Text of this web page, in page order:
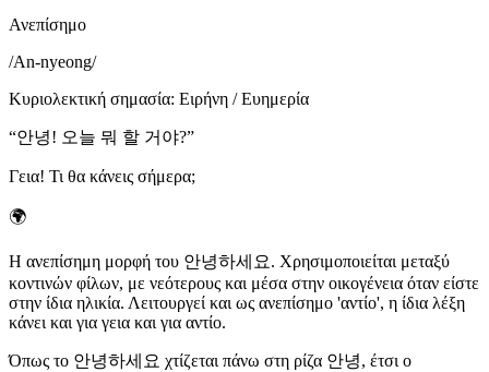
Ανεπίσημο
/An-nyeong/
Κυριολεκτική σημασία: Ειρήνη / Ευημερία
“안녕! 오늘 뭐 할 거야?”
Γεια! Τι θα κάνεις σήμερα;
🌍
Η ανεπίσημη μορφή του 안녕하세요. Χρησιμοποιείται μεταξύ
κοντινών φίλων, με νεότερους και μέσα στην οικογένεια όταν είστε
στην ίδια ηλικία. Λειτουργεί και ως ανεπίσημο 'αντίο', η ίδια λέξη
κάνει και για γεια και για αντίο.
Όπως το 안녕하세요 χτίζεται πάνω στη ρίζα 안녕, έτσι ο